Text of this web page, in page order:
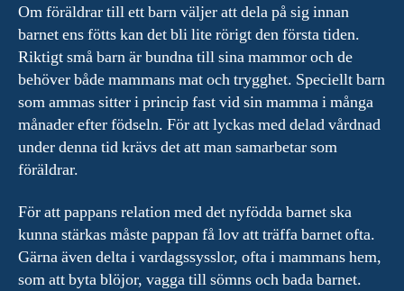
Om föräldrar till ett barn väljer att dela på sig innan
barnet ens fötts kan det bli lite rörigt den första tiden.
Riktigt små barn är bundna till sina mammor och de
behöver både mammans mat och trygghet. Speciellt barn
som ammas sitter i princip fast vid sin mamma i många
månader efter födseln. För att lyckas med delad vårdnad
under denna tid krävs det att man samarbetar som
föräldrar.
För att pappans relation med det nyfödda barnet ska
kunna stärkas måste pappan få lov att träffa barnet ofta.
Gärna även delta i vardagssysslor, ofta i mammans hem,
som att byta blöjor, vagga till sömns och bada barnet.